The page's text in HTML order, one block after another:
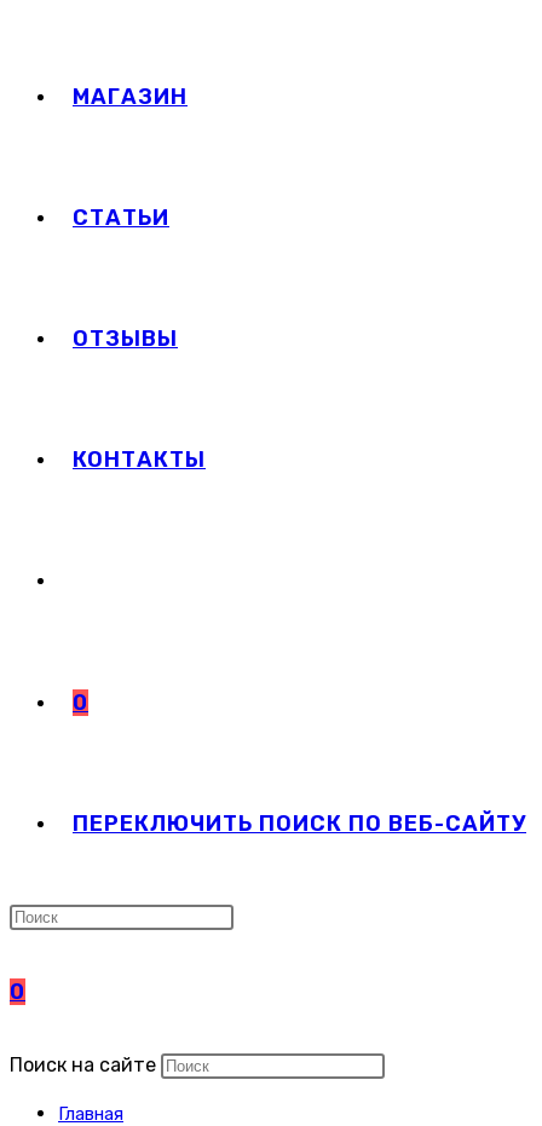
МАГАЗИН
СТАТЬИ
ОТЗЫВЫ
КОНТАКТЫ
0
ПЕРЕКЛЮЧИТЬ ПОИСК ПО ВЕБ-САЙТУ
0
Поиск на сайте
Главная